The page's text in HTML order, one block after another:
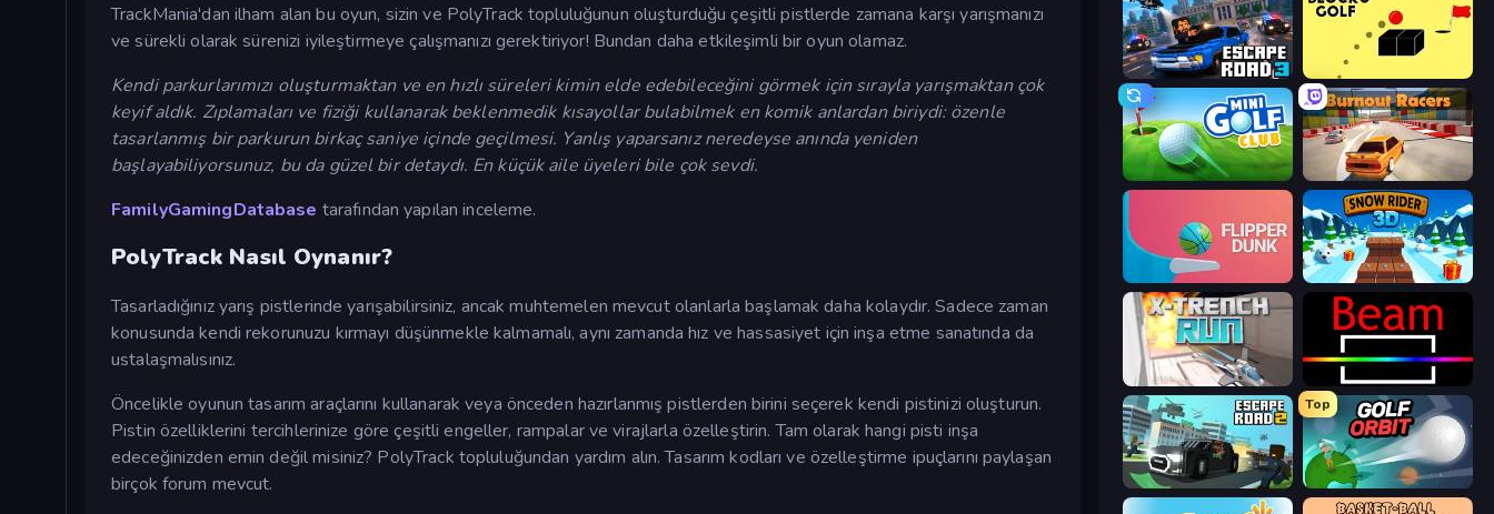
TrackMania'dan ilham alan bu oyun, sizin ve PolyTrack topluluğunun oluşturduğu çeşitli pistlerde zamana karşı yarışmanızı
ve sürekli olarak sürenizi iyileştirmeye çalışmanızı gerektiriyor! Bundan daha etkileşimli bir oyun olamaz.
Kendi parkurlarımızı oluşturmaktan ve en hızlı süreleri kimin elde edebileceğini görmek için sırayla yarışmaktan çok
keyif aldık. Zıplamaları ve fiziği kullanarak beklenmedik kısayollar bulabilmek en komik anlardan biriydi: özenle
tasarlanmış bir parkurun birkaç saniye içinde geçilmesi. Yanlış yaparsanız neredeyse anında yeniden
başlayabiliyorsunuz, bu da güzel bir detaydı. En küçük aile üyeleri bile çok sevdi.
FamilyGamingDatabase tarafından yapılan inceleme.
PolyTrack Nasıl Oynanır?
Tasarladığınız yarış pistlerinde yarışabilirsiniz, ancak muhtemelen mevcut olanlarla başlamak daha kolaydır. Sadece zaman
konusunda kendi rekorunuzu kırmayı düşünmekle kalmamalı, aynı zamanda hız ve hassasiyet için inşa etme sanatında da
ustalaşmalısınız.
Öncelikle oyunun tasarım araçlarını kullanarak veya önceden hazırlanmış pistlerden birini seçerek kendi pistinizi oluşturun.
Pistin özelliklerini tercihlerinize göre çeşitli engeller, rampalar ve virajlarla özelleştirin. Tam olarak hangi pisti inşa
edeceğinizden emin değil misiniz? PolyTrack topluluğundan yardım alın. Tasarım kodları ve özelleştirme ipuçlarını paylaşan
birçok forum mevcut.
Escape Road 3 Bounce Blocku Golf
Mini Golf Club Burnout Racers
Flipper Dunk 3D Snow Rider 3D
X Trench Run Beam
Escape Road 2
Top
Golf Orbit